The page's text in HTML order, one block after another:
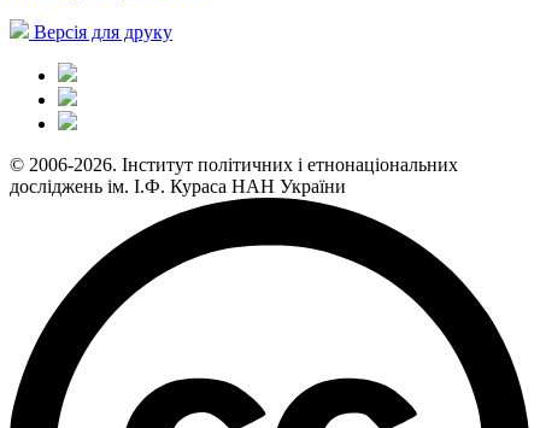
Версія для друку
© 2006-2026. Інститут політичних і етнонаціональних
досліджень ім. І.Ф. Кураса НАН України